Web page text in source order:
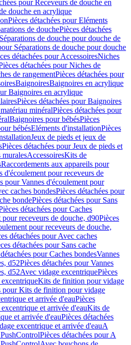
pour Receveurs de douche en
douche en acrylique
Pièces détachées pour Eléments
de douchePièces détachées
Séparations de douche pour douche de
Séparations de douche pour douche
détachées pour AccessoiresNiches
détachées pour Niches de
de rangementPièces détachées pour
BaignoiresBaignoires en acrylique
Baignoires en acrylique
Pièces détachées pour Baignoires
minéralPièces détachées pour
Baignoires pour bébésPièces
bébésEléments d'installationPièces
Jeux de pieds et jeux de
Pièces détachées pour Jeux de pieds et
muralesAccessoiresKits de
Raccordements aux appareils pour
d'écoulement pour receveurs de
pour Vannes d'écoulement pour
caches bondesPièces détachées pour
bondePièces détachées pour Sans
détachées pour Caches
receveurs de douche, d90Pièces
pour receveurs de douche,
détachées pour Avec caches
détachées pour Sans cache
pour Caches bondesVannes
d52Pièces détachées pour Vannes
d52Avec vidage excentriquePièces
Kits de finition pour vidage
pour Kits de finition pour vidage
et arrivée d'eauPièces
et arrivée d'eauKits de
et arrivée d'eauPièces détachées
excentrique et arrivée d'eauA
Pièces détachées pour A